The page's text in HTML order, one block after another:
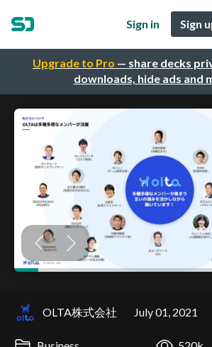
Upgrade to Pro — share decks
downloads, hide ads and
Sign in Sign
OLTA株式会社 July 01, 2021